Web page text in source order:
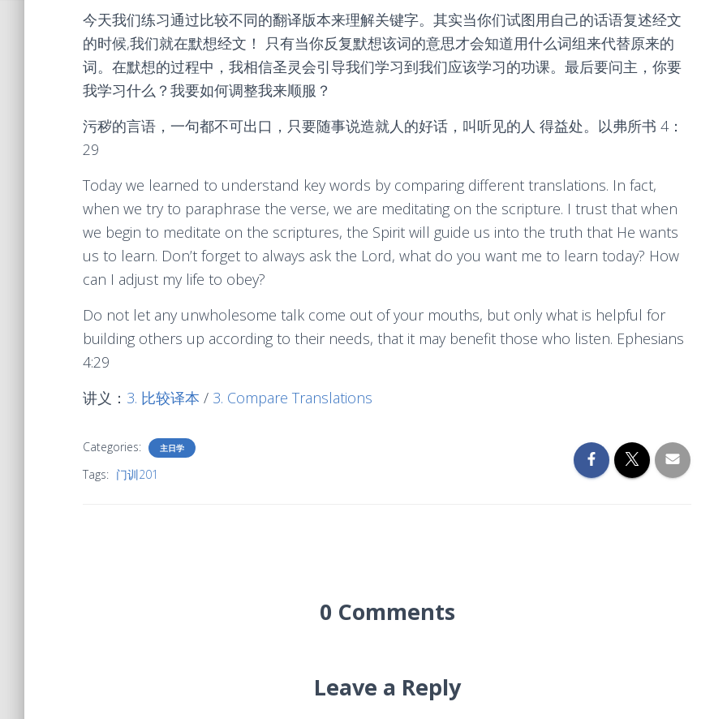
今天我们练习通过比较不同的翻译版本来理解关键字。其实当你们试图用自己的话语复述经文
的时候,我们就在默想经文！ 只有当你反复默想该词的意思才会知道用什么词组来代替原来的
词。在默想的过程中，我相信圣灵会引导我们学习到我们应该学习的功课。最后要问主，你要
我学习什么？我要如何调整我来顺服？
污秽的言语，一句都不可出口，只要随事说造就人的好话，叫听见的人 得益处。以弗所书 4：
29
Today we learned to understand key words by comparing different translations. In fact,
when we try to paraphrase the verse, we are meditating on the scripture. I trust that when
we begin to meditate on the scriptures, the Spirit will guide us into the truth that He wants
us to learn. Don’t forget to always ask the Lord, what do you want me to learn today? How
can I adjust my life to obey?
Do not let any unwholesome talk come out of your mouths, but only what is helpful for
building others up according to their needs, that it may benefit those who listen. Ephesians
4:29
讲义： 3. 比较译本 / 3. Compare Translations
Categories: 主日学
Tags: 门训201
0 Comments
Leave a Reply